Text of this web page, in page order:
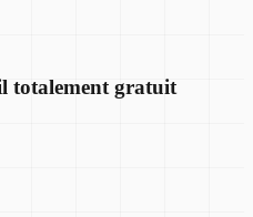
totalement gratuit